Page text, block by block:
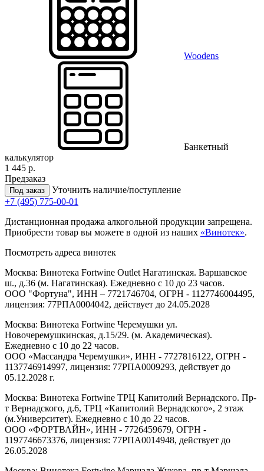
Woodens
Банкетный
калькулятор
1 445 р.
Предзаказ
Под заказ
Уточнить наличие/поступление
+7 (495) 775-00-01
Дистанционная продажа алкогольной продукции запрещена.
Приобрести товар вы можете в одной из наших «Винотек».
Посмотреть адреса винотек
Москва: Винотека Fortwine Outlet Нагатинская. Варшавское
ш., д.36 (м. Нагатинская). Ежедневно с 10 до 23 часов.
ООО "Фортуна", ИНН – 7721746704, ОГРН - 1127746004495,
лицензия: 77РПА0004042, действует до 24.05.2028
Москва: Винотека Fortwine Черемушки ул.
Новочеремушкинская, д.15/29. (м. Академическая).
Ежедневно с 10 до 22 часов.
ООО «Массандра Черемушки», ИНН - 7727816122, ОГРН -
1137746914997, лицензия: 77РПА0009293, действует до
05.12.2028 г.
Москва: Винотека Fortwine ТРЦ Капитолий Вернадского. Пр-
т Вернадского, д.6, ТРЦ «Капитолий Вернадского», 2 этаж
(м.Университет). Ежедневно с 10 до 22 часов.
ООО «ФОРТВАЙН», ИНН - 7726459679, ОГРН -
1197746673376, лицензия: 77РПА0014948, действует до
26.05.2028